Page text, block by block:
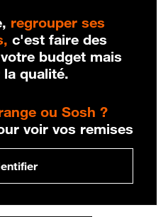
regrouper ses
c'est faire des
budget mais
qualité.
ou Sosh ?
voir vos remises